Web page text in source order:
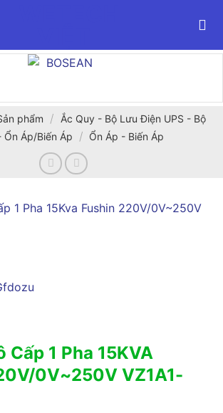
phẩm /
Ắc Quy - Bộ Lưu Điện UPS - Bộ
Ổn Áp/Biến Áp
/ Ổn Áp - Biến Áp
Cấp 1 Pha 15KVA
0V~250V VZ1A1-